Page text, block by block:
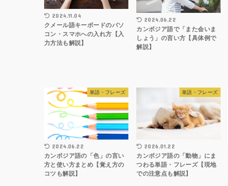
2024.11.04
クメール語キーボードのパソ
コン・スマホへの入れ方【入
力方法も解説】
2024.06.22
カンボジア語で「また会いま
しょう」の言い方【具体例で
解説】
単語・フレーズ
2024.06.22
カンボジア語の「色」の言い
方と使い方まとめ【覚え方の
コツも解説】
単語・フレーズ
2026.01.22
カンボジア語の「動物」にま
つわる単語・フレーズ【現地
での注意点も解説】